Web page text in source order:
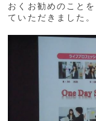
おくお勧めのこと
ていただきました。